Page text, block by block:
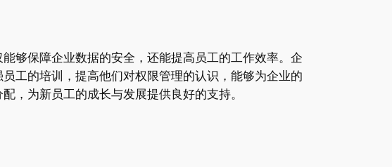
够保障企业数据的安全，还能提高员工的工作效率。企
工的培训，提高他们对权限管理的认识，能够为企业的
，为新员工的成长与发展提供良好的支持。